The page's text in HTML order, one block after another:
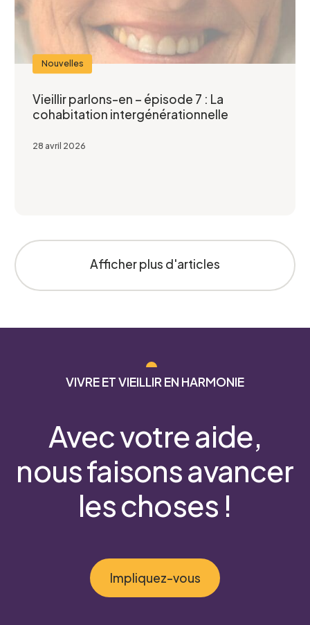
Nouvelles
Vieillir parlons-en – épisode 7 : La
cohabitation intergénérationnelle
28 avril 2026
Afficher plus d'articles
VIVRE ET VIEILLIR EN HARMONIE
Avec votre aide,
nous faisons avancer
les choses !
Impliquez-vous